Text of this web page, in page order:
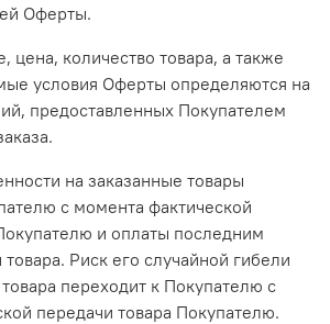
Оферты.
цена, количество товара, а также
условия Оферты определяются на
предоставленных Покупателем
на заказанные товары
с момента фактической
и оплаты последним
Риск его случайной гибели
переходит к Покупателю с
передачи товара Покупателю.